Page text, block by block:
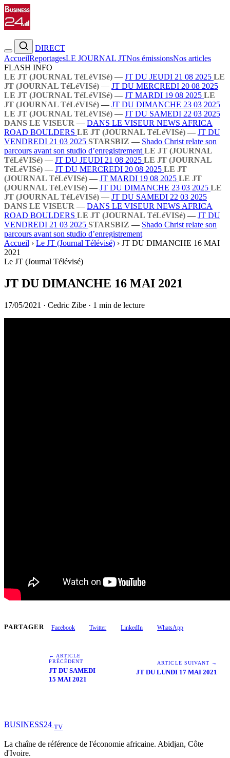
DIRECT
AccueilReportagesLE JOURNAL JTNos émissionsNos articles
FLASH INFO
LE JT (JOURNAL TéLéVISé) — JT DU JEUDI 21 08 2025 LE
JT (JOURNAL TéLéVISé) — JT DU MERCREDI 20 08 2025
LE JT (JOURNAL TéLéVISé) — JT MARDI 19 08 2025 LE
JT (JOURNAL TéLéVISé) — JT DU DIMANCHE 23 03 2025
LE JT (JOURNAL TéLéVISé) — JT DU SAMEDI 22 03 2025
DANS LE VISEUR — DANS LE VISEUR NEWS AFRICA
ROAD BOULDERS LE JT (JOURNAL TéLéVISé) — JT DU
VENDREDI 21 03 2025 STARSBIZ — Shado Christ relate son
parcours avant son studio d’enregistrement LE JT (JOURNAL
TéLéVISé) — JT DU JEUDI 21 08 2025 LE JT (JOURNAL
TéLéVISé) — JT DU MERCREDI 20 08 2025 LE JT
(JOURNAL TéLéVISé) — JT MARDI 19 08 2025 LE JT
(JOURNAL TéLéVISé) — JT DU DIMANCHE 23 03 2025 LE
JT (JOURNAL TéLéVISé) — JT DU SAMEDI 22 03 2025
DANS LE VISEUR — DANS LE VISEUR NEWS AFRICA
ROAD BOULDERS LE JT (JOURNAL TéLéVISé) — JT DU
VENDREDI 21 03 2025 STARSBIZ — Shado Christ relate son
parcours avant son studio d’enregistrement
Accueil › Le JT (Journal Télévisé) › JT DU DIMANCHE 16 MAI
2021
Le JT (Journal Télévisé)
JT DU DIMANCHE 16 MAI 2021
17/05/2021 · Cedric Zibe · 1 min de lecture
PARTAGER Facebook Twitter LinkedIn WhatsApp
← ARTICLE
PRÉCÉDENT
JT DU SAMEDI
15 MAI 2021
ARTICLE SUIVANT →
JT DU LUNDI 17 MAI 2021
BUSINESS24 TV
La chaîne de référence de l'économie africaine. Abidjan, Côte
d'Ivoire.